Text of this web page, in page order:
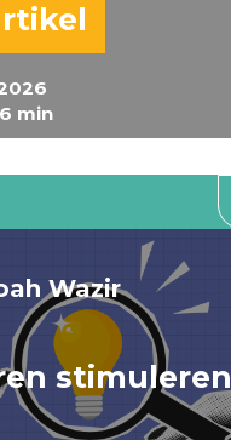
min
Wazir
stimuleren